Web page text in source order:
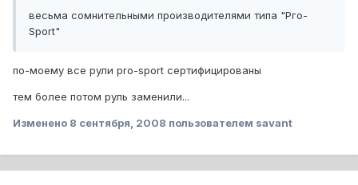
весьма сомнительными производителями типа "Рго-
Sport"
по-моему все рули pro-sport сертифицированы
тем более потом руль заменили...
Изменено 8 сентября, 2008 пользователем savant